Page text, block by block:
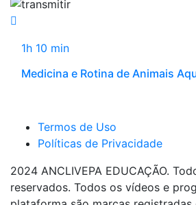
1h 10 min
Medicina e Rotina de Animais
Termos de Uso
Políticas de Privacidade
2024 ANCLIVEPA EDUCAÇÃO.
reservados. Todos os vídeos e